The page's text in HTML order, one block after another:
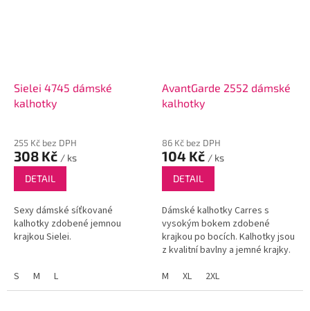
Sielei 4745 dámské
kalhotky
255 Kč bez DPH
308 Kč / ks
DETAIL
Sexy dámské síťkované
kalhotky zdobené jemnou
krajkou Sielei.
S M L
AvantGarde 2552 dámské
kalhotky
86 Kč bez DPH
104 Kč / ks
DETAIL
Dámské kalhotky Carres s
vysokým bokem zdobené
krajkou po bocích. Kalhotky jsou
z kvalitní bavlny a jemné krajky.
M
XL 2XL